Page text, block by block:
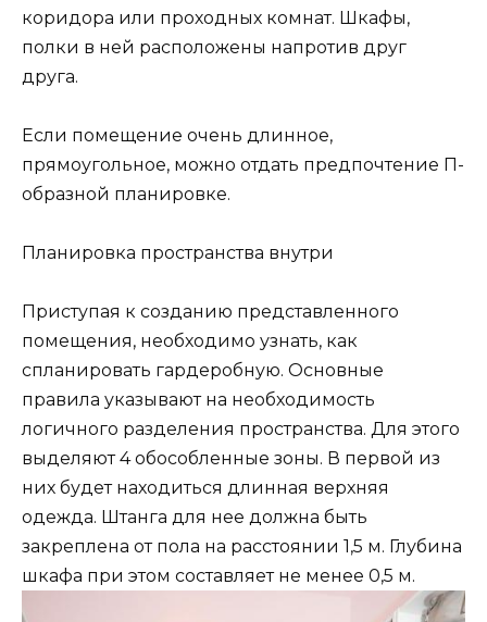
коридора или проходных комнат. Шкафы,
полки в ней расположены напротив друг
друга.
Если помещение очень длинное,
прямоугольное, можно отдать предпочтение П-
образной планировке.
Планировка пространства внутри
Приступая к созданию представленного
помещения, необходимо узнать, как
спланировать гардеробную. Основные
правила указывают на необходимость
логичного разделения пространства. Для этого
выделяют 4 обособленные зоны. В первой из
них будет находиться длинная верхняя
одежда. Штанга для нее должна быть
закреплена от пола на расстоянии 1,5 м. Глубина
шкафа при этом составляет не менее 0,5 м.